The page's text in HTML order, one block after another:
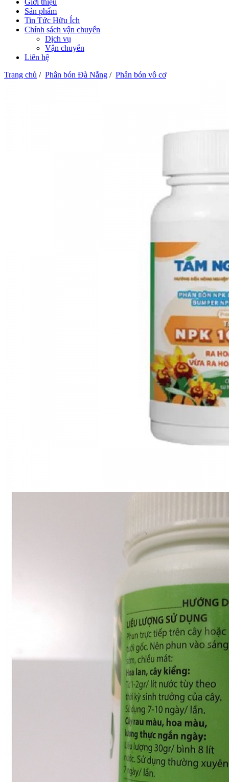
Giới thiệu
Sản phẩm
Tin Tức Hữu Ích
Chính sách vận chuyển
Dịch vụ
Vận chuyển
Liên hệ
Trang chủ / Phân bón Đà Nẵng / Phân bón vô cơ